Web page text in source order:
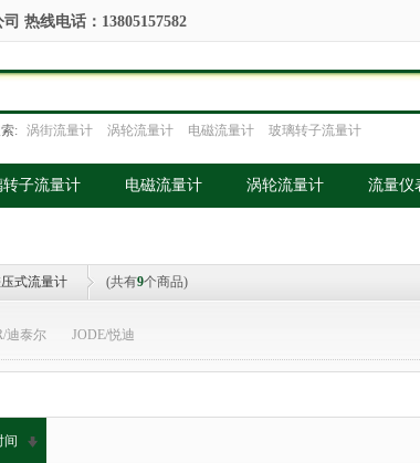
热线电话：13805157582
: 涡街流量计 涡轮流量计 电磁流量计 玻璃转子流量计
转子流量计 电磁流量计 涡轮流量计 流量仪
式流量计 (共有9个商品)
迪泰尔 JODE/悦迪
间